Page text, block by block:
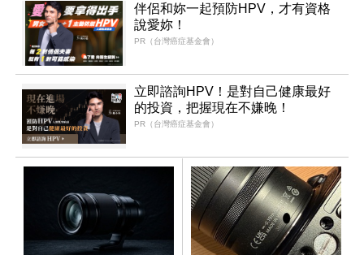
伴侶和妳一起預防HPV，才有資格
說愛妳！
PR（台灣癌症基金會）
立即諮詢HPV！是對自己健康最好
的投資，把握現在不嫌晚！
PR（台灣癌症基金會）